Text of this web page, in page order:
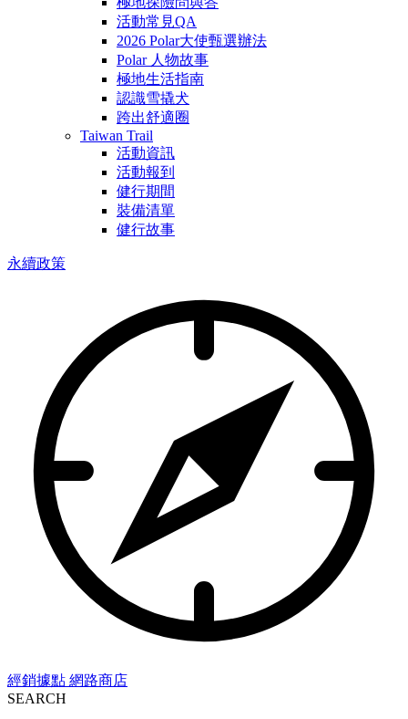
活動常見QA
2026 Polar大使甄選辦法
Polar 人物故事
極地生活指南
認識雪撬犬
跨出舒適圈
Taiwan Trail
活動資訊
活動報到
健行期間
裝備清單
健行故事
永續政策
經銷據點 網路商店
SEARCH